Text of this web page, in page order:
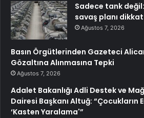
Sadece tank
savaş planı
Ağustos 7, 2026
Basın Örgütlerinden Gazeteci
Gözaltına Alınmasına Tepki
Ağustos 7, 2026
Adalet Bakanlığı Adli Destek ve
Dairesi Başkanı Altuğ: “Çocukların
‘Kasten Yaralama'”